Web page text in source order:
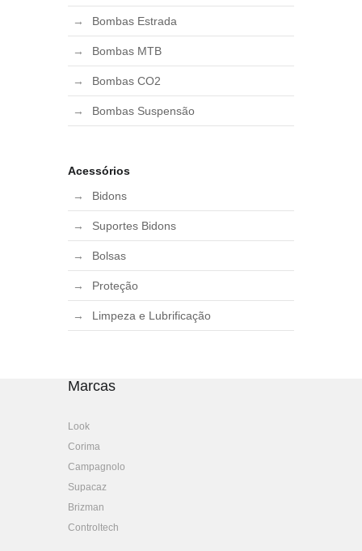
Bombas Estrada
Bombas MTB
Bombas CO2
Bombas Suspensão
Acessórios
Bidons
Suportes Bidons
Bolsas
Proteção
Limpeza e Lubrificação
Marcas
Look
Corima
Campagnolo
Supacaz
Brizman
Controltech